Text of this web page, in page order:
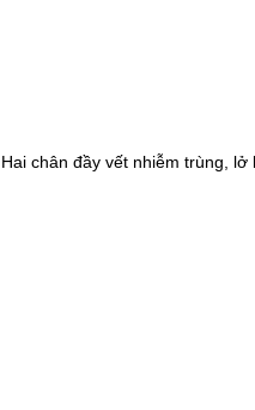
chân đầy vết nhiễm trùng, lở